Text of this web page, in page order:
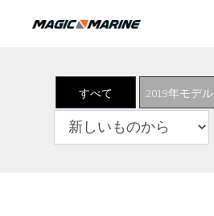
すべて 2019年モデル